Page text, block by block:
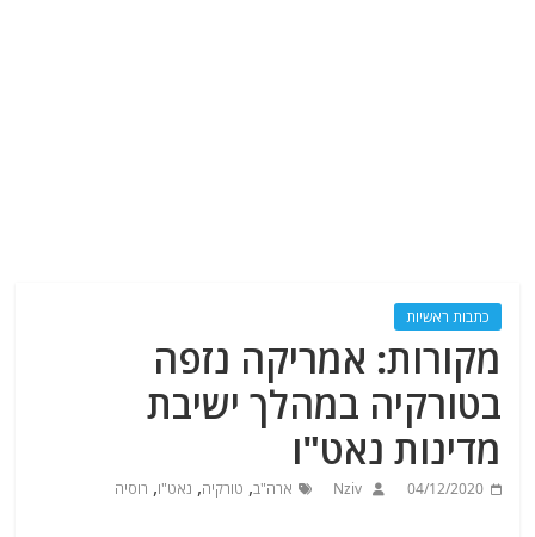
כתבות ראשיות
מקורות: אמריקה נזפה
בטורקיה במהלך ישיבת
מדינות נאט"ו
04/12/2020
Nziv ארה"ב, טורקיה, נאט"ו, רוסיה